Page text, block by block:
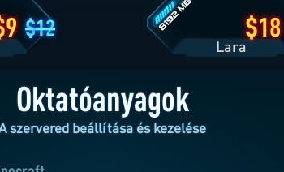
9 12 18
Lara
Oktatóanyagok
szervered beállítása és kezelése